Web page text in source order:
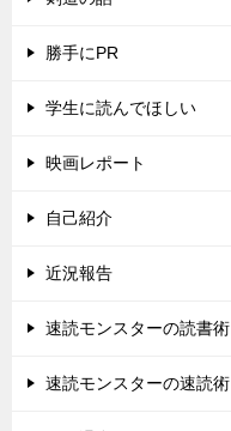
勝手にPR
学生に読んでほしい
映画レポート
自己紹介
近況報告
速読モンスターの読書術
速読モンスターの速読術